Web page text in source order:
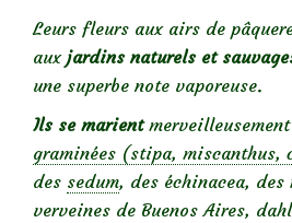
Leurs fleurs aux airs de
aux jardins naturels et
une superbe note vaporeuse.
Ils se marient
graminées (stipa,
des sedum, des échinacea, des
verveines de Buenos Aires,